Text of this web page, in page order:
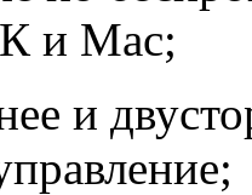
и Mac;
и